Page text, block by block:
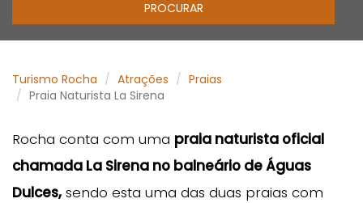
Turismo Rocha Atrações
Praias
Praia Naturista La Sirena
Rocha conta com uma praia naturista oficial
chamada La Sirena no balneário de Águas
Dulces, sendo esta uma das duas praias com